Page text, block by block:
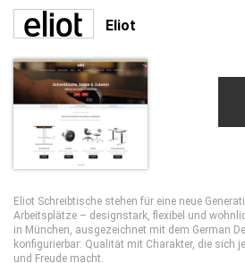
Eliot
Eliot Schreibtische stehen für eine neue
Arbeitsplätze – designstark, flexibel und
in München, ausgezeichnet mit dem German
konfigurierbar: Qualität mit Charakter, die sich
und Freude macht.